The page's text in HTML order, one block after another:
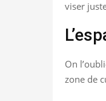
viser
On
zone de